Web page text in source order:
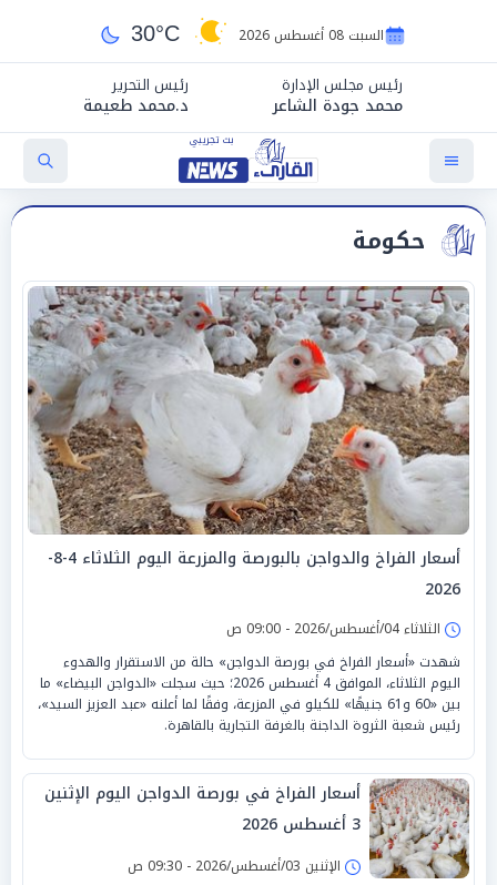
السبت 08 أغسطس 2026 30°C
رئيس مجلس الإدارة
محمد جودة الشاعر
رئيس التحرير
د.محمد طعيمة
حكومة
أسعار الفراخ والدواجن بالبورصة والمزرعة اليوم الثلاثاء 4-8-
2026
الثلاثاء 04/أغسطس/2026 - 09:00 ص
شهدت «أسعار الفراخ في بورصة الدواجن» حالة من الاستقرار والهدوء
اليوم الثلاثاء، الموافق 4 أغسطس 2026؛ حيث سجلت «الدواجن البيضاء» ما
بين «60 و61 جنيهًا» للكيلو في المزرعة، وفقًا لما أعلنه «عبد العزيز السيد»،
رئيس شعبة الثروة الداجنة بالغرفة التجارية بالقاهرة.
أسعار الفراخ في بورصة الدواجن اليوم الإثنين
3 أغسطس 2026
الإثنين 03/أغسطس/2026 - 09:30 ص